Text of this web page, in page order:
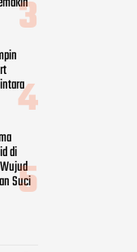
di
Suci